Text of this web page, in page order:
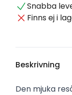
Snabba
Finns ej i
Beskrivning
Den mjuka